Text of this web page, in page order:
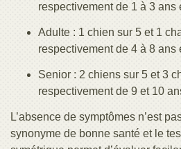
respectivement de 1 à 3 ans
Adulte : 1 chien sur 5 et 1
respectivement de 4 à 8 ans
Senior : 2 chiens sur 5 et 3
respectivement de 9 et 10
L’absence de symptômes n’est
synonyme de bonne santé et le